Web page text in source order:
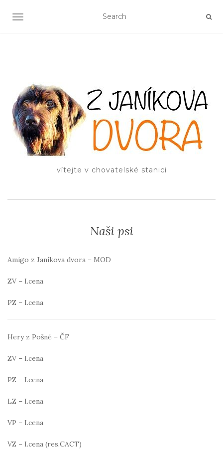
TOGGLE NAVIGATION
vítejte v chovatelské stanici
Naši psi
Amigo z Janíkova dvora – MOD
ZV – I.cena
PZ – I.cena
Hery z Pošné – ČF
ZV – I.cena
PZ – I.cena
LZ – I.cena
VP – I.cena
VZ – I.cena (res.CACT)